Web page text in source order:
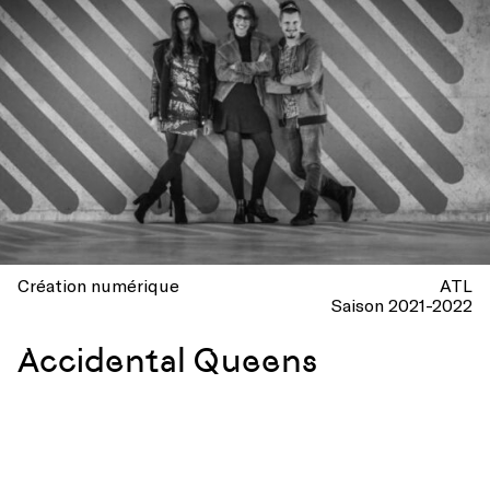
Création numérique
ATL
Saison 2021-2022
Accidental Queens